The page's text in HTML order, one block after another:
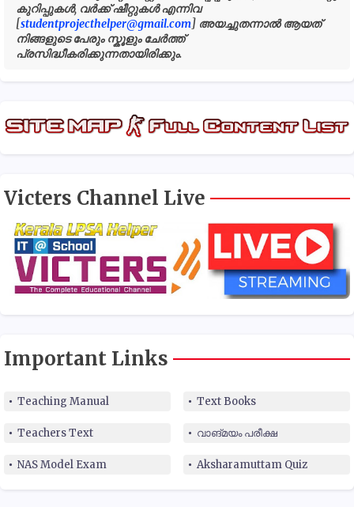
കുറിപ്പുകൾ, വർക്ക് ഷീറ്റുകൾ എന്നിവ
[studentprojecthelper@gmail.com] അയച്ചുതന്നാൽ ആയത്
നിങ്ങളുടെ പേരും സ്കൂളും ചേർത്ത്
പ്രസിദ്ധീകരിക്കുന്നതായിരിക്കും.
Victers Channel Live
Important Links
Teaching Manual Text Books
Teachers Text വാങ്മയം പരീക്ഷ
NAS Model Exam Aksharamuttam Quiz